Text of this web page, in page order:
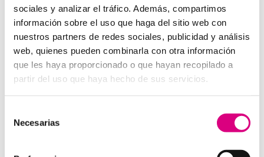
sociales y analizar el tráfico. Además, compartimos
información sobre el uso que haga del sitio web con
nuestros partners de redes sociales, publicidad y análisis
web, quienes pueden combinarla con otra información
que les haya proporcionado o que hayan recopilado a
partir del uso que haya hecho de sus servicios.
Necesarias
DesdeTelefonía Virtual Network, te invitamos a
que nos permitas estudiar tu caso particular. Aunque si
lo prefieres, puedes enviarnos un correo electrónico a
virtual@networkes.como llamarnos al900 800 806.
Tenemos más de 15 años de experiencia en
instalación de sistemas de telefonía virtual. Gracias a
su rápida integración, permite gran flexibilidad en el
virtual de centrales telefónicas virtuales dimensionadas
a las necesidades de cada cliente.